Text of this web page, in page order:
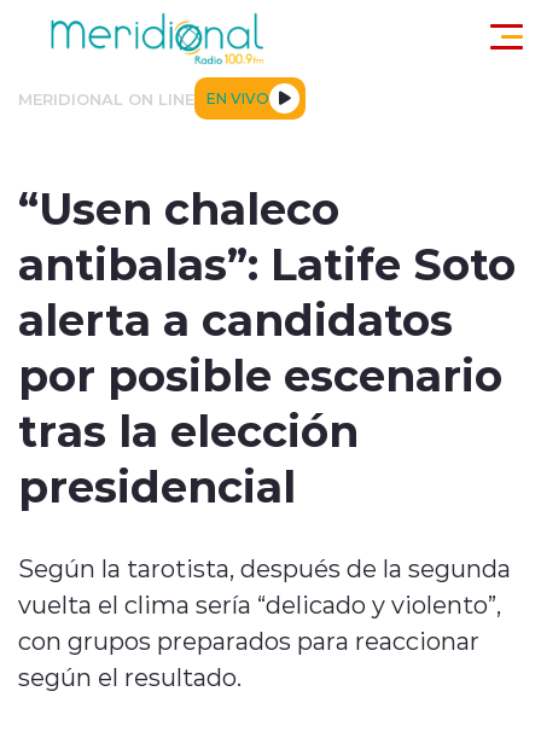
Click acá para ir directamente al contenido
MERIDIONAL ON LINE EN VIVO
modo claro
“Usen chaleco
antibalas”: Latife Soto
alerta a candidatos
por posible escenario
tras la elección
presidencial
Según la tarotista, después de la segunda
vuelta el clima sería “delicado y violento”,
con grupos preparados para reaccionar
según el resultado.